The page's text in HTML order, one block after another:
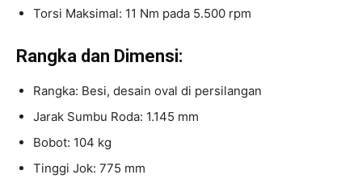
Torsi Maksimal: 11 Nm pada 5.500 rpm
Rangka dan Dimensi:
Rangka: Besi, desain oval di persilangan
Jarak Sumbu Roda: 1.145 mm
Bobot: 104 kg
Tinggi Jok: 775 mm